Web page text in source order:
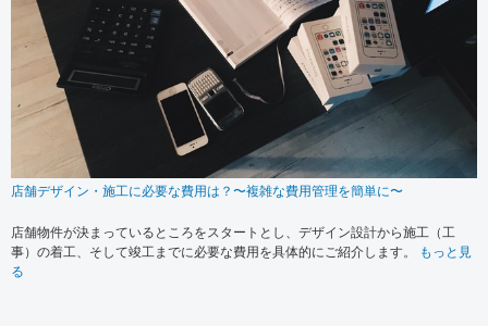
店舗デザイン・施工に必要な費用は？〜複雑な費用管理を簡単に〜
店舗物件が決まっているところをスタートとし、デザイン設計から施工（工
事）の着工、そして竣工までに必要な費用を具体的にご紹介します。
もっと見
る